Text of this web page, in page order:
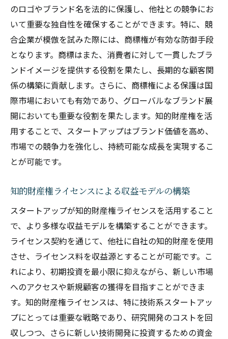
のロゴやブランド名を法的に保護し、他社との競争にお
いて重要な独自性を確保することができます。特に、競
合企業が模倣を試みた際には、商標権が有効な防御手段
となります。商標はまた、消費者に対して一貫したブラ
ンドイメージを提供する役割を果たし、長期的な顧客関
係の構築に貢献します。さらに、商標権による保護は国
際市場においても有効であり、グローバルなブランド展
開においても重要な役割を果たします。知的財産権を活
用することで、スタートアップはブランド価値を高め、
市場での競争力を強化し、持続可能な成長を実現するこ
とが可能です。
知的財産権ライセンスによる収益モデルの構築
スタートアップが知的財産権ライセンスを活用すること
で、より多様な収益モデルを構築することができます。
ライセンス契約を通じて、他社に自社の知的財産を使用
させ、ライセンス料を収益源とすることが可能です。こ
れにより、初期投資を最小限に抑えながら、新しい市場
へのアクセスや新規顧客の獲得を目指すことができま
す。知的財産権ライセンスは、特に技術系スタートアッ
プにとっては重要な戦略であり、研究開発のコストを回
収しつつ、さらに新しい技術開発に投資するための資金